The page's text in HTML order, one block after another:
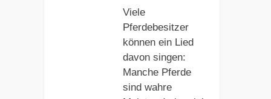
Viele
Pferdebesitzer
können ein Lied
davon singen:
Manche Pferde
sind wahre